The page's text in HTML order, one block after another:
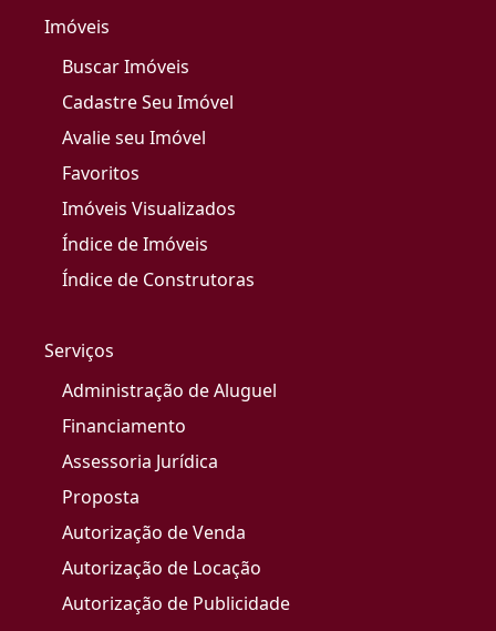
Imóveis
Buscar Imóveis
Cadastre Seu Imóvel
Avalie seu Imóvel
Favoritos
Imóveis Visualizados
Índice de Imóveis
Índice de Construtoras
Serviços
Administração de Aluguel
Financiamento
Assessoria Jurídica
Proposta
Autorização de Venda
Autorização de Locação
Autorização de Publicidade